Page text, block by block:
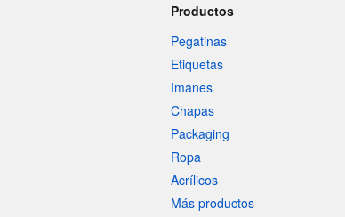
Productos
Pegatinas
Etiquetas
Imanes
Chapas
Packaging
Ropa
Acrílicos
Más productos